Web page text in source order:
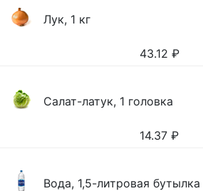
Лук, 1 кг
43.12 ₽
Салат-латук, 1 головка
14.37 ₽
Вода, 1,5-литровая бутылка